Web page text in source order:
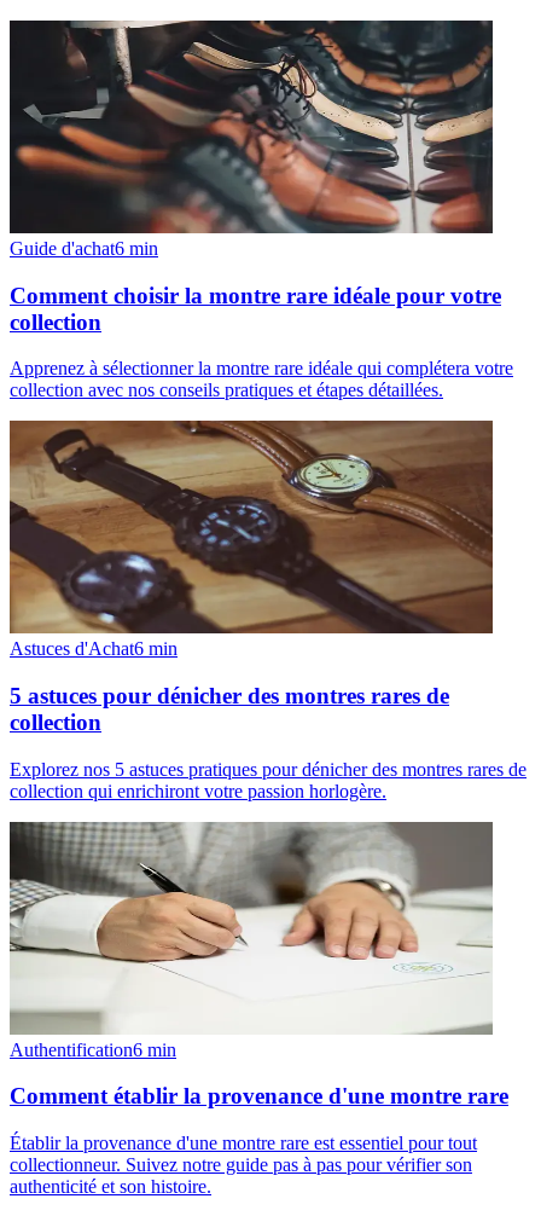
Guide d'achat6 min
Comment choisir la montre rare idéale pour votre
collection
Apprenez à sélectionner la montre rare idéale qui complétera votre
collection avec nos conseils pratiques et étapes détaillées.
Astuces d'Achat6 min
5 astuces pour dénicher des montres rares de
collection
Explorez nos 5 astuces pratiques pour dénicher des montres rares de
collection qui enrichiront votre passion horlogère.
Authentification6 min
Comment établir la provenance d'une montre rare
Établir la provenance d'une montre rare est essentiel pour tout
collectionneur. Suivez notre guide pas à pas pour vérifier son
authenticité et son histoire.